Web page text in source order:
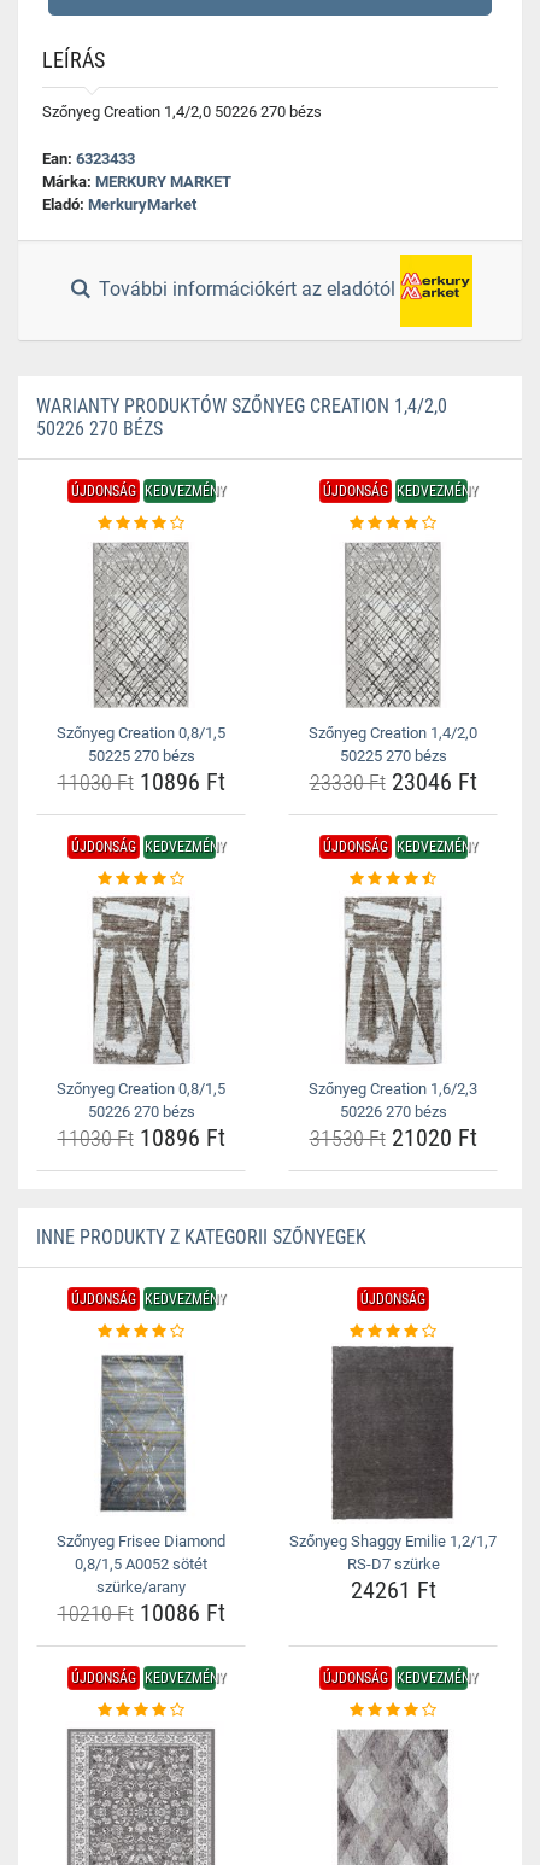
LEÍRÁS
Szőnyeg Creation 1,4/2,0 50226 270 bézs
Ean: 6323433
Márka: MERKURY MARKET
Eladó: MerkuryMarket
További információkért az eladótól
WARIANTY PRODUKTÓW SZŐNYEG CREATION 1,4/2,0
50226 270 BÉZS
ÚJDONSÁG KEDVEZMÉNY
Szőnyeg Creation 0,8/1,5
50225 270 bézs
11030 Ft10896 Ft
ÚJDONSÁG KEDVEZMÉNY
Szőnyeg Creation 1,4/2,0
50225 270 bézs
23330 Ft23046 Ft
ÚJDONSÁG KEDVEZMÉNY
Szőnyeg Creation 0,8/1,5
50226 270 bézs
11030 Ft10896 Ft
ÚJDONSÁG KEDVEZMÉNY
Szőnyeg Creation 1,6/2,3
50226 270 bézs
31530 Ft21020 Ft
INNE PRODUKTY Z KATEGORII SZŐNYEGEK
ÚJDONSÁG KEDVEZMÉNY
Szőnyeg Frisee Diamond
0,8/1,5 A0052 sötét
szürke/arany
10210 Ft10086 Ft
ÚJDONSÁG
Szőnyeg Shaggy Emilie 1,2/1,7
RS-D7 szürke
24261 Ft
ÚJDONSÁG KEDVEZMÉNY ÚJDONSÁG KEDVEZMÉNY